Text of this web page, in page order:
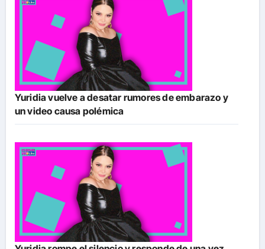
Yuridia vuelve a desatar rumores de embarazo y
un video causa polémica